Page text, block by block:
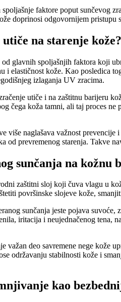
faktore poput sunčevog
doprinosi odgovornijem pristupu
na starenje kože?
glavnih spoljašnjih faktora koji
i elastičnost kože. Kao posledica
izlaganja UV zracima.
utiče i na zaštitnu barijeru
čega koža tamni, ali taj proces
više naglašava važnost
od prevremenog starenja. Takve
sunčanja na kožnu
zaštitni sloj koji čuva vlagu u
površinske slojeve kože,
sunčanja jeste pojava
iritacija i neujednačenog tena,
važan deo savremene nege kože
održavanju stabilnosti kože i
kao